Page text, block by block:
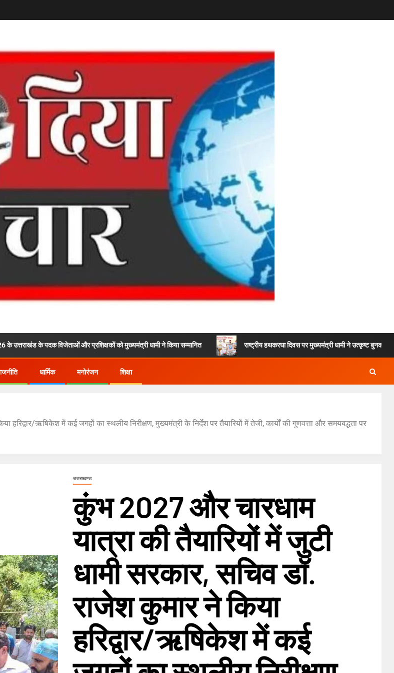
पदक विजेताओं और प्रशिक्षकों को मुख्यमंत्री धामी ने किया सम्मानित राष्ट्रीय हथकरघा दिवस पर मुख्यमंत्री धामी ने उत्कृष्ट बुनकरों और हस्तशिल्प
धार्मिक मनोरंजन शिक्षा
ऋषिकेश में कई जगहों का स्थलीय निरीक्षण, मुख्यमंत्री के निर्देश पर तैयारियों में तेजी, कार्यों की गुणवत्ता और समयबद्धता पर
उत्तराखण्ड
कुंभ 2027 और चारधाम
यात्रा की तैयारियों में जुटी
धामी सरकार, सचिव डॉ.
राजेश कुमार ने किया
हरिद्वार/ऋषिकेश में कई